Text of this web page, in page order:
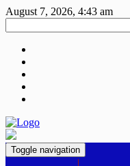
August 7, 2026, 4:43 am
Toggle navigation